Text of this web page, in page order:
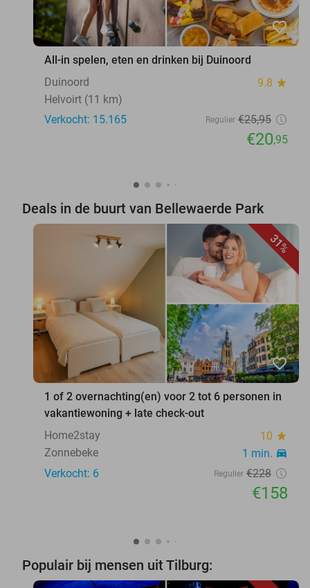
favorite_border
All-in spelen, eten en drinken bij Duinoord
Duinoord
9.8 star
Helvoirt (11 km)
Verkocht: 15.165
Regulier €25,95
€20,95
Deals in de buurt van Bellewaerde Park
31%
favorite_border
1 of 2 overnachting(en) voor 2 tot 6 personen in
vakantiewoning + late check-out
Home2stay
10 star
Zonnebeke 1 min. directions_car
Verkocht: 6 Regulier €228
€158
Populair bij mensen uit Tilburg: